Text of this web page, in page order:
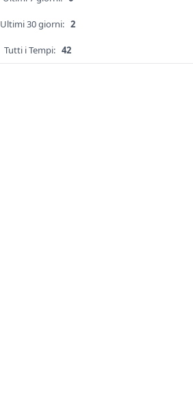
Ultimi 30 giorni: 2
Tutti i Tempi: 42